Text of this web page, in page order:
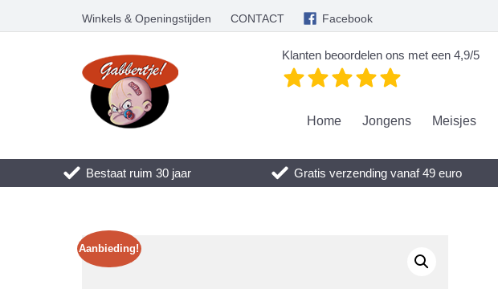
Winkels & Openingstijden CONTACT Facebook
Klanten beoordelen ons met een 4,9/5
Home Jongens Meisjes
Bestaat ruim 30 jaar Gratis verzending vanaf 49 euro
Aanbieding!